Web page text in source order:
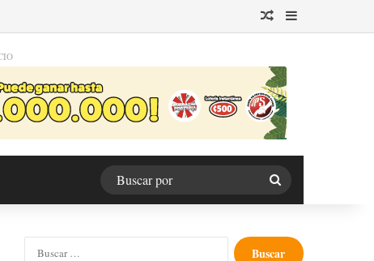
Publicación al azar
Barra lateral
Buscar
por
Buscar: